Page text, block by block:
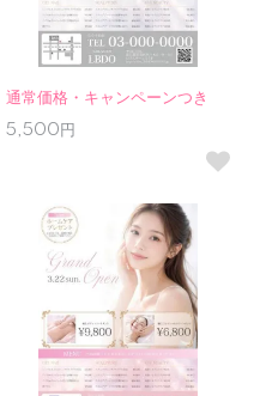
通常価格・キャンペーンつき
5,500円